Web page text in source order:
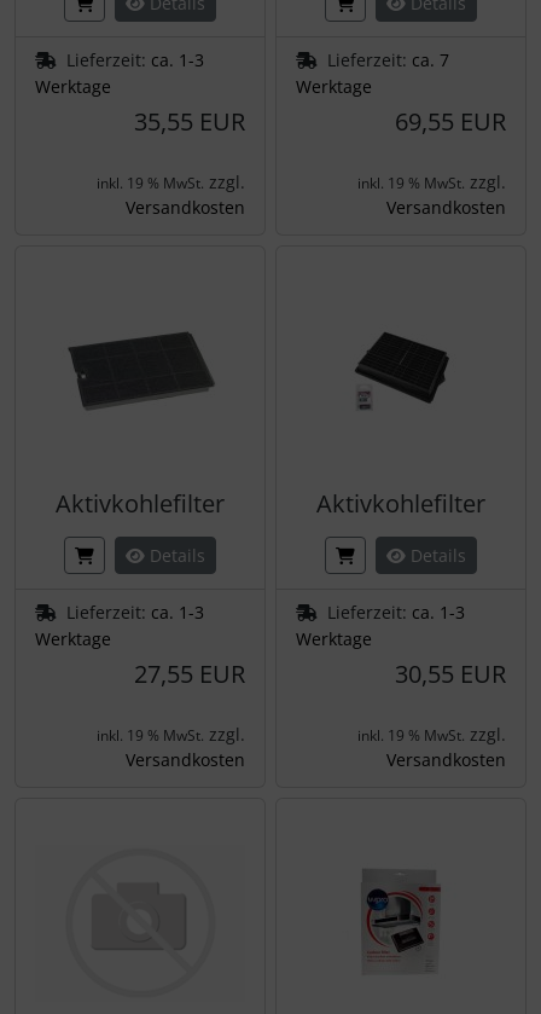
Lieferzeit: ca. 1-3
Werktage
35,55 EUR
inkl. 19 % MwSt. zzgl.
Versandkosten
Lieferzeit: ca. 7
Werktage
69,55 EUR
inkl. 19 % MwSt. zzgl.
Versandkosten
Aktivkohlefilter
Details
Lieferzeit: ca. 1-3
Werktage
27,55 EUR
inkl. 19 % MwSt. zzgl.
Versandkosten
Aktivkohlefilter
Details
Lieferzeit: ca. 1-3
Werktage
30,55 EUR
inkl. 19 % MwSt. zzgl.
Versandkosten